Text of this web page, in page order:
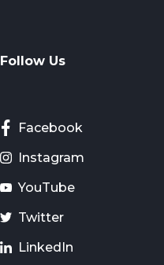
Follow Us
Facebook
Instagram
YouTube
Twitter
LinkedIn